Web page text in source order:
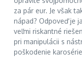
za pár eur. Je však
nápad? Odpoveď je
veľmi riskantné
pri manipulácii s
poškodenie